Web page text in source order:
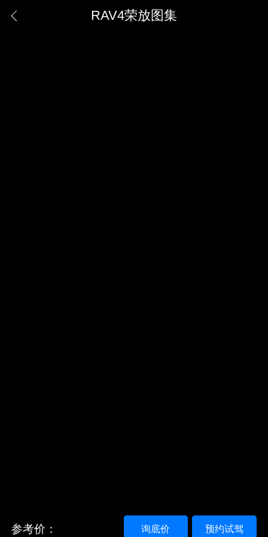
RAV4荣放图集
参考价： 预约试驾
询底价